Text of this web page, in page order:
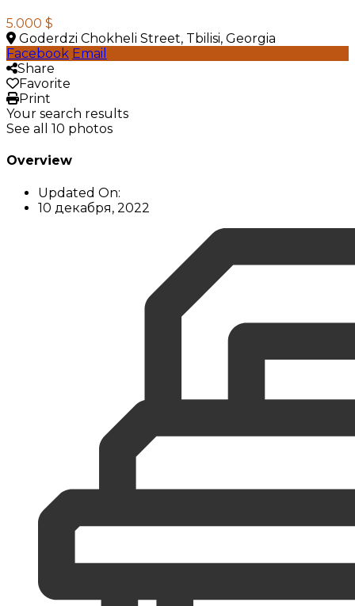
5.000 $
Goderdzi Chokheli Street, Tbilisi, Georgia
Facebook Email
Share
Favorite
Print
Your search results
See all 10 photos
Overview
Updated On:
10 декабря, 2022